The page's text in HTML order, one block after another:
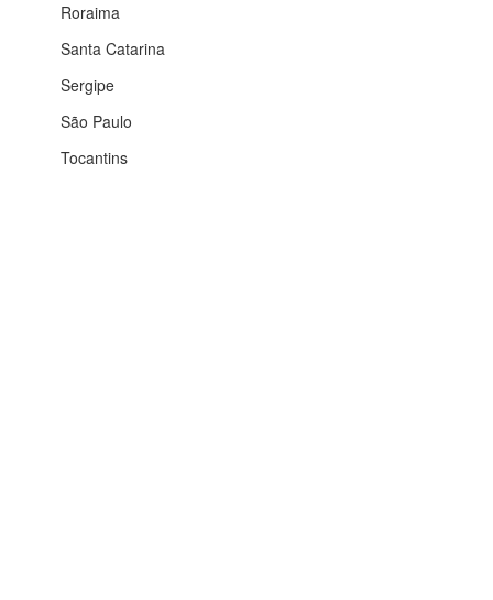
Roraima
Santa Catarina
Sergipe
São Paulo
Tocantins